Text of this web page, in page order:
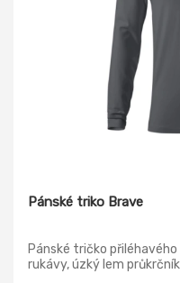
Pánské triko Brave
Pánské tričko
rukávy, úzký lem